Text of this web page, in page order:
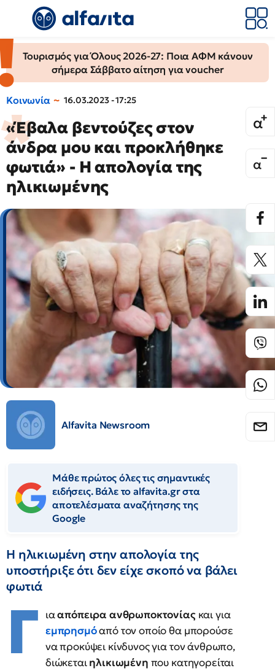
Τουρισμός για Όλους 2026-27: Ποια ΑΦΜ κάνουν
σήμερα Σάββατο αίτηση για voucher
Κοινωνία 16.03.2023 - 17:25
«Έβαλα βεντούζες στον
άνδρα μου και προκλήθηκε
φωτιά» - Η απολογία της
ηλικιωμένης
Alfavita Newsroom
Μάθε πρώτος όλες τις σημαντικές
ειδήσεις. Βάλε το alfavita.gr στα
αποτελέσματα αναζήτησης της
Google
Η ηλικιωμένη στην απολογία της
υποστήριξε ότι δεν είχε σκοπό να βάλει
φωτιά
Γ ιααπόπειρα ανθρωποκτονίαςκαι για
εμπρησμόαπό τον οποίο θα μπορούσε
να προκύψει κίνδυνος για τον άνθρωπο,
διώκεταιηλικιωμένη που κατηγορείται